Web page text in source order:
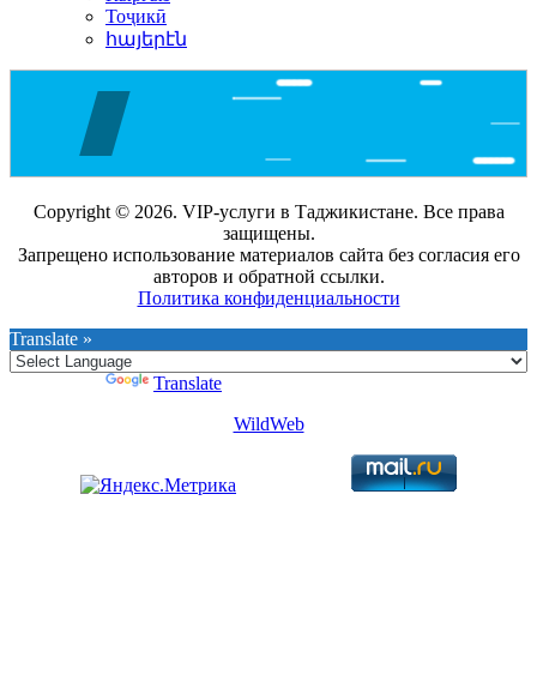
Тоҷикӣ
հայերէն
Copyright © 2026. VIP-услуги в Таджикистане. Все права
защищены.
Запрещено использование материалов сайта без согласия его
авторов и обратной ссылки.
Политика конфиденциальности
Translate »
Translate
WildWeb